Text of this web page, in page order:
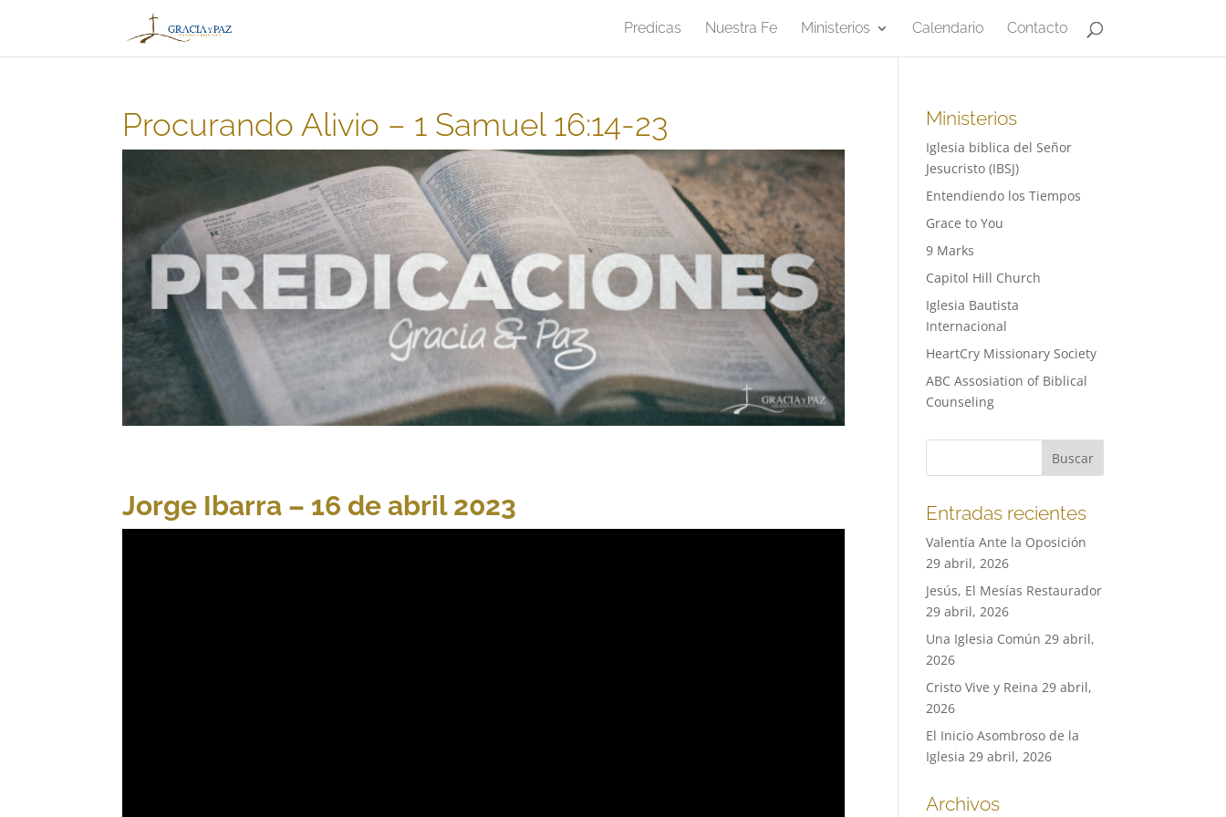
Predicas Nuestra Fe Ministerios Calendario Contacto
Procurando Alivio – 1 Samuel 16:14-23
Jorge Ibarra – 16 de abril 2023
Ministerios
Iglesia biblica del Señor
Jesucristo (IBSJ)
Entendiendo los Tiempos
Grace to You
9 Marks
Capitol Hill Church
Iglesia Bautista
Internacional
HeartCry Missionary Society
ABC Assosiation of Biblical
Counseling
Entradas recientes
Valentía Ante la Oposición
29 abril, 2026
Jesús, El Mesías Restaurador
29 abril, 2026
Una Iglesia Común 29 abril,
2026
Cristo Vive y Reina 29 abril,
2026
El Inicio Asombroso de la
Iglesia 29 abril, 2026
Archivos